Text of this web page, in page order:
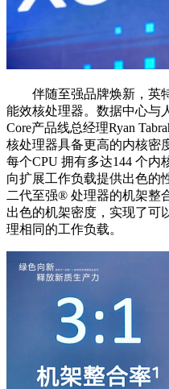
伴随至强品牌焕新，英
能效核处理器。数据中心与
Core产品线总经理Ryan
核处理器具备更高的内核密
每个CPU 拥有多达144 个
向扩展工作负载提供出色的
二代至强®️ 处理器的机架整
出色的机架密度，实现了可
理相同的工作负载。